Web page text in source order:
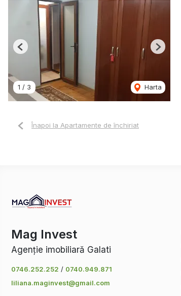
1 / 3 Harta
Previous Next
Înapoi la Apartamente de închiriat
Mag Invest
Agenție imobiliară Galati
0746.252.252 / 0740.949.871
liliana.maginvest@gmail.com